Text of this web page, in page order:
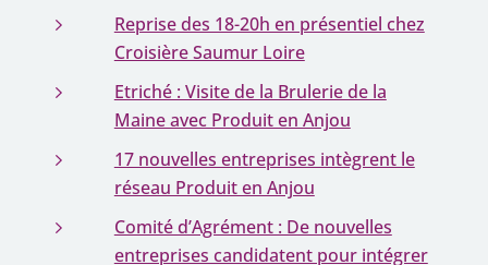
Reprise des 18-20h en présentiel chez
Croisière Saumur Loire
Etriché : Visite de la Brulerie de la
Maine avec Produit en Anjou
17 nouvelles entreprises intègrent le
réseau Produit en Anjou
Comité d’Agrément : De nouvelles
entreprises candidatent pour intégrer